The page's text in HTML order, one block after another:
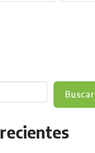
Buscar